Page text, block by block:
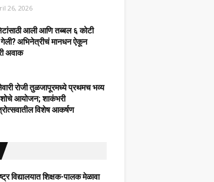
26, 2026
आली आणि तब्बल ६ कोटी
अभिनेत्रीचं मानधन ऐकून
अवाक
रोजी तुळजापूरमध्ये प्रथमच भव्य
आयोजन; शाकंभरी
विशेष आकर्षण
विद्यालयात शिक्षक-पालक मेळावा